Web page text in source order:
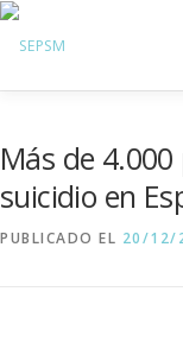
Sobre la SEPSM
Psiquiatras y
Más de
suicidio en
PUBLICADO EL 20/12/